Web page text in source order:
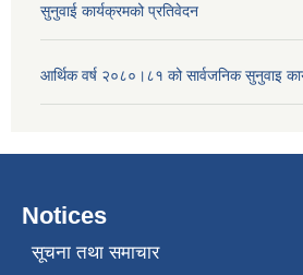
सुनुवाई कार्यक्रमको प्रतिवेदन
आर्थिक वर्ष २०८०।८१ को सार्वजनिक सुनुवाइ
Notices
सूचना तथा समाचार